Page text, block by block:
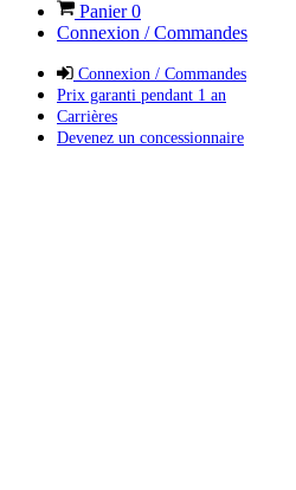
Panier0
Connexion / Commandes
Connexion / Commandes
Prix garanti pendant 1 an
Carrières
Devenez un concessionnaire